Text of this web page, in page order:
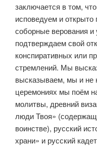
заключается в том,
исповедуем и
соборные верования
подтверждаем свой
конспиративных или
стремлений. Мы
высказываем, мы и не
церемониях мы поём
молитвы, древний
люди Твоя»
воинстве), русский
храни» и русский